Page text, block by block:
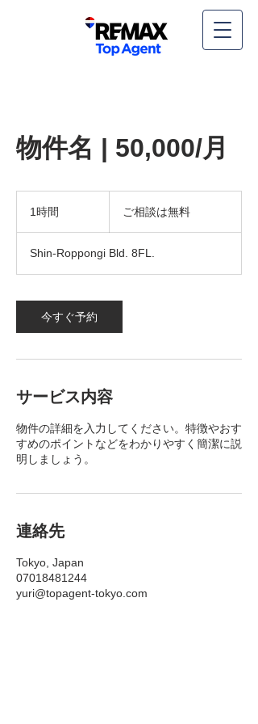
物件名 | 50,000/月
1時間
は
料
ご相談は無料
Shin-Roppongi Bld. 8FL.
今すぐ予約
サービス内容
物件の詳細を入力してください。特徴やおす
すめのポイントなどをわかりやすく簡潔に説
明しましょう。
連絡先
Tokyo, Japan
07018481244
yuri@topagent-tokyo.com